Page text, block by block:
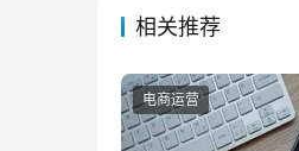
相关推荐
电商运营